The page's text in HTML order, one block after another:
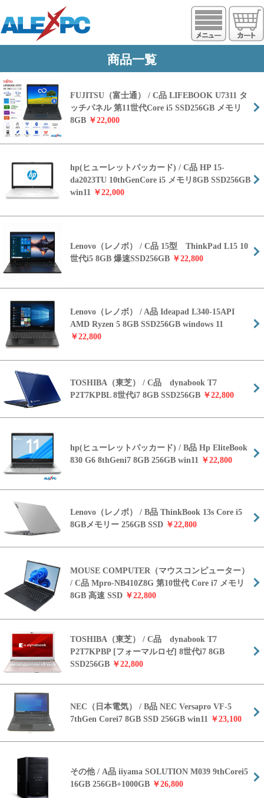
https://www.alexpc.jp
商品一覧
FUJITSU（富士通） / C品 LIFEBOOK U7311 タ
ッチパネル 第11世代Core i5 SSD256GB メモリ
8GB ￥22,000
hp(ヒューレットパッカード) / C品 HP 15-
da2023TU 10thGenCore i5 メモリ8GB SSD256GB
win11 ￥22,000
Lenovo（レノボ） / C品 15型 ThinkPad L15 10
世代i5 8GB 爆速SSD256GB ￥22,800
Lenovo（レノボ） / A品 Ideapad L340-15API
AMD Ryzen 5 8GB SSD256GB windows 11
￥22,800
TOSHIBA（東芝） / C品 dynabook T7
P2T7KPBL 8世代i7 8GB SSD256GB ￥22,800
hp(ヒューレットパッカード) / B品 Hp EliteBook
830 G6 8thGeni7 8GB 256GB win11 ￥22,800
Lenovo（レノボ） / B品 ThinkBook 13s Core i5
8GBメモリー 256GB SSD ￥22,800
MOUSE COMPUTER（マウスコンピューター）
/ C品 Mpro-NB410Z8G 第10世代 Core i7 メモリ
8GB 高速 SSD ￥22,800
TOSHIBA（東芝） / C品 dynabook T7
P2T7KPBP [フォーマルロゼ] 8世代i7 8GB
SSD256GB ￥22,800
NEC（日本電気） / B品 NEC Versapro VF-5
7thGen Corei7 8GB SSD 256GB win11 ￥23,100
その他 / A品 iiyama SOLUTION M039 9thCorei5
16GB 256GB+1000GB ￥26,800